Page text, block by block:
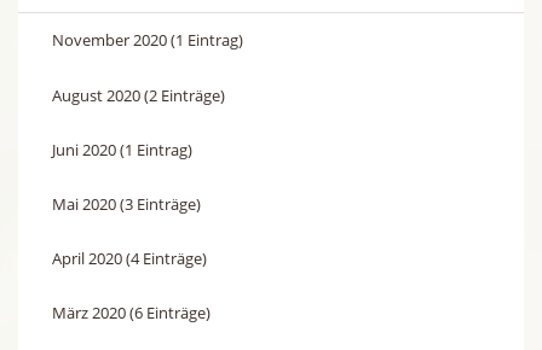
November 2020 (1 Eintrag)
August 2020 (2 Einträge)
Juni 2020 (1 Eintrag)
Mai 2020 (3 Einträge)
April 2020 (4 Einträge)
März 2020 (6 Einträge)